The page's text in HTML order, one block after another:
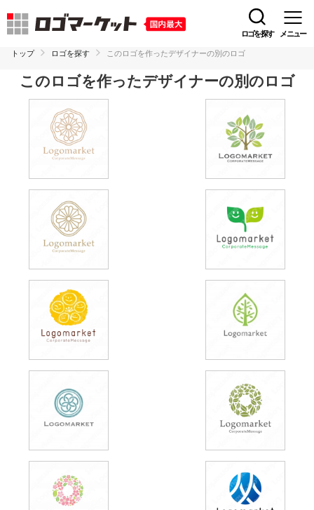
ロゴを探す メニュー
トップ ロゴを探す このロゴを作ったデザイナーの別のロゴ
このロゴを作ったデザイナーの別のロゴ